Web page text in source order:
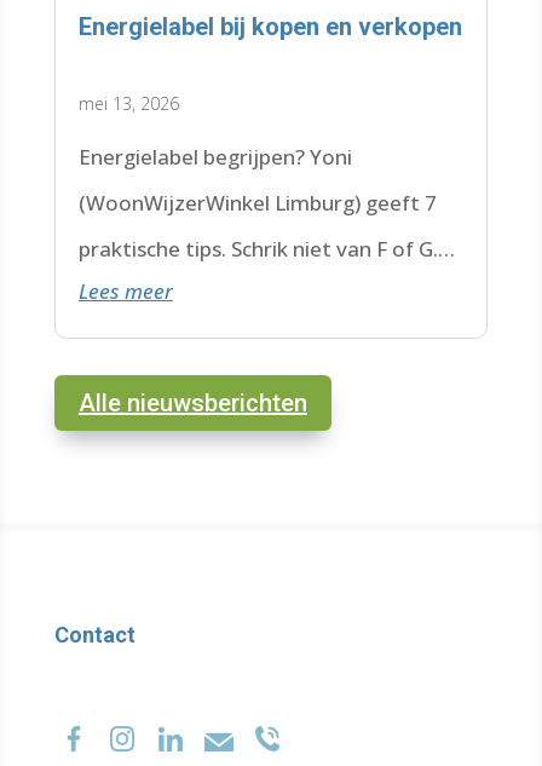
Energielabel bij kopen en verkopen
mei 13, 2026
Energielabel begrijpen? Yoni
(WoonWijzerWinkel Limburg) geeft 7
praktische tips. Schrik niet van F of G.
Check de datum. Lees hier verder.
Lees meer
Alle nieuwsberichten
Contact